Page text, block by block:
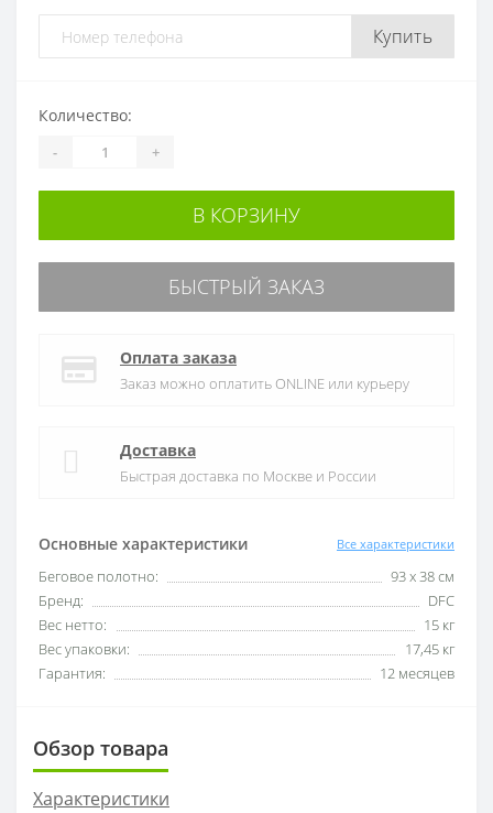
Купить
Основные характеристики Все характеристики
Беговое полотно:
93 х 38 см
Бренд:
DFC
Вес нетто:
15 кг
Вес упаковки:
17,45 кг
Гарантия:
12 месяцев
Количество:
- +
В КОРЗИНУ
БЫСТРЫЙ ЗАКАЗ
Оплата заказа
Заказ можно оплатить ONLINE или курьеру
Доставка
Быстрая доставка по Москве и России
Обзор товара
Характеристики